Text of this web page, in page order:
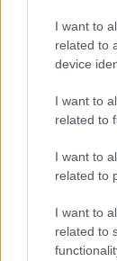
I want to
related to
device
I want to
related to
I want to
related to
I want to
related to
ΣΕΦ
στο